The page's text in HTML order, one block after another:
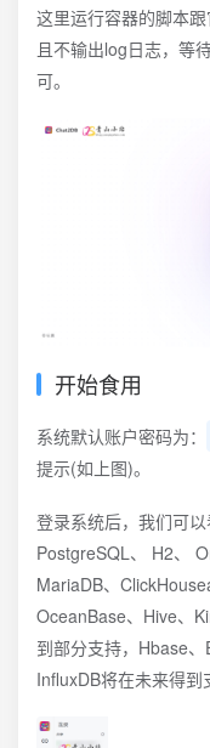
这里运行容器的脚本
且不输出log日志，等
可。
开始食用
系统默认账户密码为：
提示(如上图)。
登录系统后，我们可以
PostgreSQL、 H2、
MariaDB、
OceanBase、Hive、
到部分支持，Hbase
InfluxDB将在未来得到